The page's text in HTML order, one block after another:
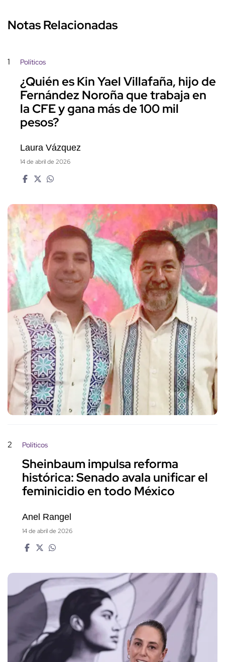
Notas Relacionadas
1 Políticos
¿Quién es Kin Yael Villafaña, hijo de
Fernández Noroña que trabaja en
la CFE y gana más de 100 mil
pesos?
Laura Vázquez
14 de abril de 2026
2 Políticos
Sheinbaum impulsa reforma
histórica: Senado avala unificar el
feminicidio en todo México
Anel Rangel
14 de abril de 2026